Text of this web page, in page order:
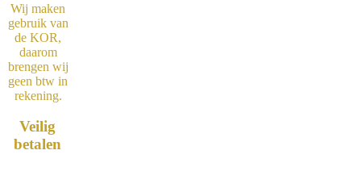
Wij maken
gebruik van
de KOR,
daarom
brengen wij
geen btw in
rekening.
Veilig
betalen